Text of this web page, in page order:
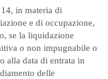
in materia di
e di occupazione,
se la liquidazione
o non impugnabile o
alla data di entrata in
delle